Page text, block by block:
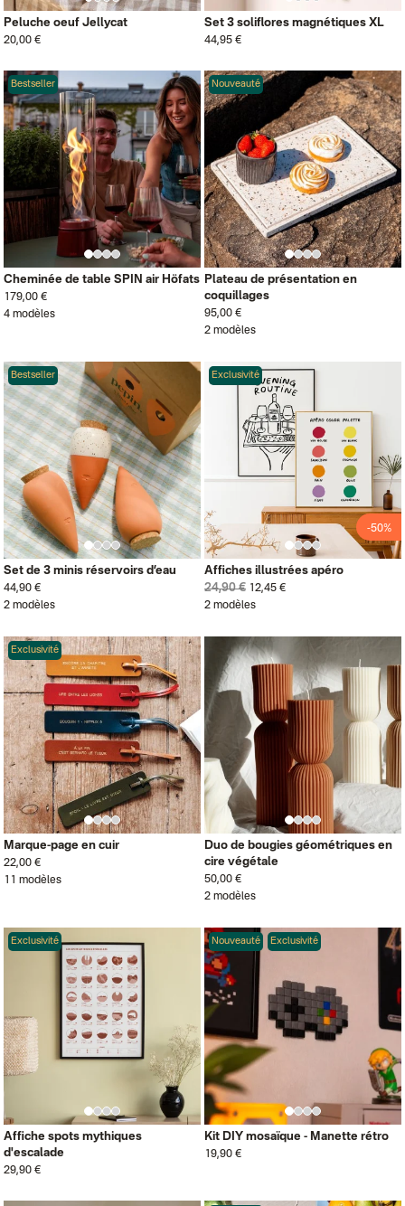
Peluche oeuf Jellycat
20,00 €
Set 3 soliflores magnétiques XL
44,95 €
Bestseller
Cheminée de table SPIN air Höfats
179,00 €
4 modèles
Nouveauté
Plateau de présentation en
coquillages
95,00 €
2 modèles
Bestseller
Set de 3 minis réservoirs d’eau
44,90 €
2 modèles
Exclusivité
-50%
Affiches illustrées apéro
24,90 € 12,45 €
2 modèles
Exclusivité
Marque-page en cuir
22,00 €
11 modèles
Duo de bougies géométriques en
cire végétale
50,00 €
2 modèles
Exclusivité
Affiche spots mythiques
d'escalade
29,90 €
Nouveauté Exclusivité
Kit DIY mosaïque - Manette rétro
19,90 €